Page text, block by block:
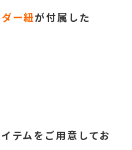
ー紐が付属した
テムをご用意してお